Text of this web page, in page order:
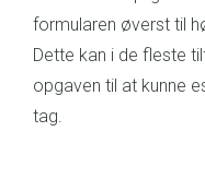
formularen øverst til
Dette kan i de fleste
opgaven til at kunne
tag.